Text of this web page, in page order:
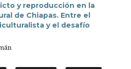
y reproducción en la
de Chiapas. Entre el
y el desafío